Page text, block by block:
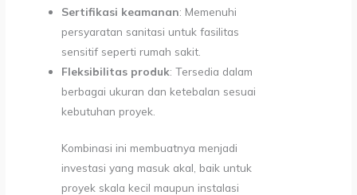
Sertifikasi keamanan: Memenuhi
persyaratan sanitasi untuk fasilitas
sensitif seperti rumah sakit.
Fleksibilitas produk: Tersedia dalam
berbagai ukuran dan ketebalan sesuai
kebutuhan proyek.
Kombinasi ini membuatnya menjadi
investasi yang masuk akal, baik untuk
proyek skala kecil maupun instalasi